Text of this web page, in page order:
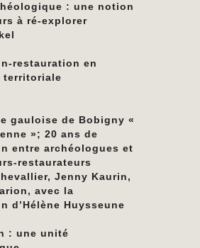
: une notion
à ré-explorer
restauration en
territoriale
gauloise de Bobigny «
»; 20 ans de
entre archéologues et
restaurateurs
Jenny Kaurin,
avec la
d’Hélène Huysseune
: une unité